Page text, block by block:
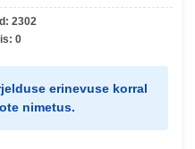
2302
0
erinevuse korral
nimetus.